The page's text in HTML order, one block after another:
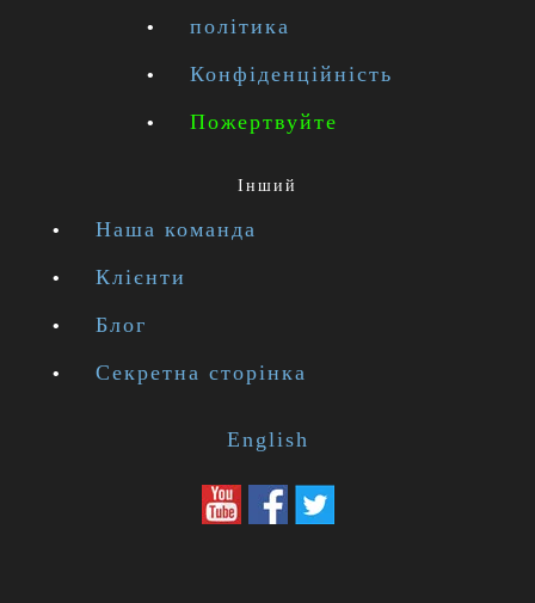
політика
Конфіденційність
Пожертвуйте
Інший
Наша команда
Клієнти
Блог
Секретна сторінка
English